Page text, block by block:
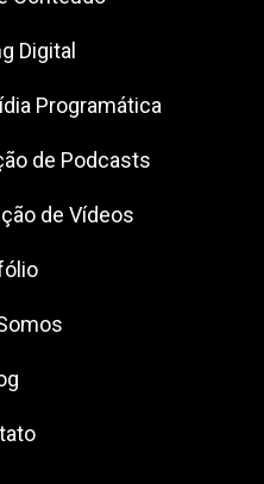
Digital
Programática
de Podcasts
de Vídeos